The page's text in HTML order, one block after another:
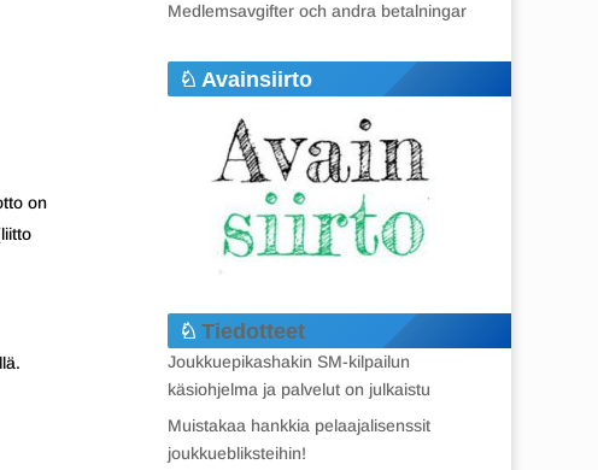
on
Medlemsavgifter och andra betalningar
Avainsiirto
Tiedotteet
Joukkuepikashakin SM-kilpailun
käsiohjelma ja palvelut on julkaistu
Muistakaa hankkia pelaajalisenssit
joukkuebliksteihin!